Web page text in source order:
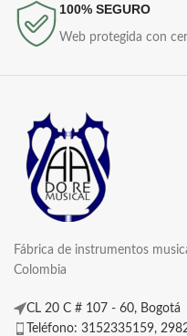
100% SEGURO
Web protegida con
Fábrica de instrumentos
Colombia
CL 20 C # 107 - 60, Bogotá
Teléfono: 3152335159,